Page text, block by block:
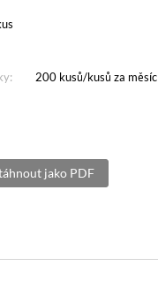
200 kusů/kusů za měsíc
jako PDF